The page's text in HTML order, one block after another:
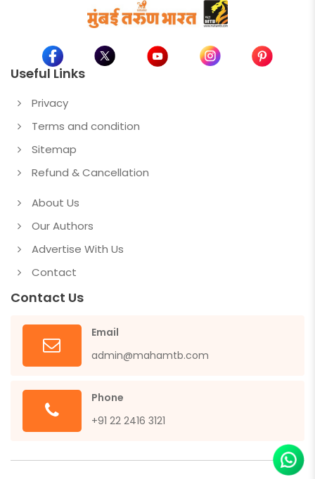
Useful Links
Privacy
Terms and condition
Sitemap
Refund & Cancellation
About Us
Our Authors
Advertise With Us
Contact
Contact Us
Email
admin@mahamtb.com
Phone
+91 22 2416 3121